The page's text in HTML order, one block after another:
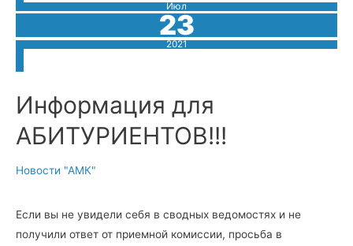
Июл
23
2021
Информация для
АБИТУРИЕНТОВ!!!
Новости "АМК"
Если вы не увидели себя в сводных ведомостях и не
получили ответ от приемной комиссии, просьба в